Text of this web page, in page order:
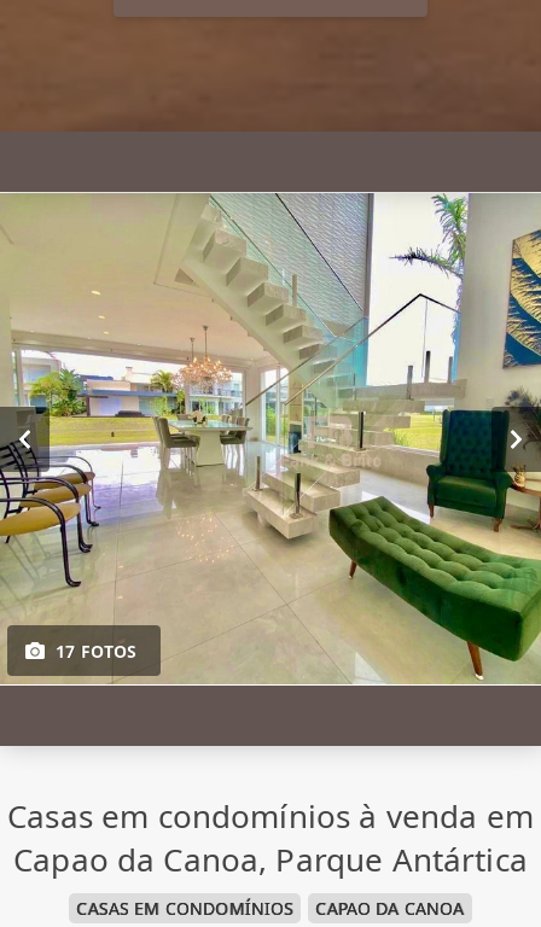
17 FOTOS
Casas em condomínios à venda em
Capao da Canoa, Parque Antártica
CASAS EM CONDOMÍNIOS
CAPAO DA CANOA